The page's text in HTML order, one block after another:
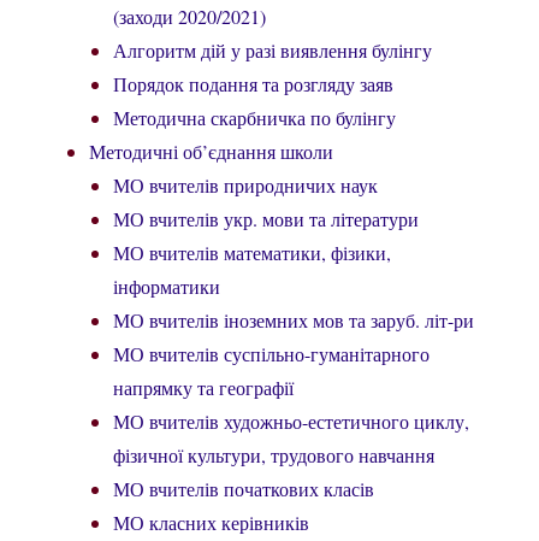
(заходи 2020/2021)
Алгоритм дій у разі виявлення булінгу
Порядок подання та розгляду заяв
Методична скарбничка по булінгу
Методичні об’єднання школи
МО вчителів природничих наук
МО вчителів укр. мови та літератури
МО вчителів математики, фізики,
інформатики
МО вчителів іноземних мов та заруб. літ-ри
МО вчителів суспільно-гуманітарного
напрямку та географії
МО вчителів художньо-естетичного циклу,
фізичної культури, трудового навчання
МО вчителів початкових класів
МО класних керівників